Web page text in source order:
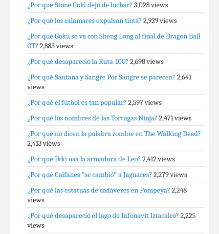
¿Por qué Stone Cold dejó de luchar? 3,028 views
¿Por qué los calamares expulsan tinta? 2,929 views
¿Por qué Gokú se va con Sheng Long al final de Dragon Ball
GT? 2,883 views
¿Por qué desapareció la Ruta-100? 2,698 views
¿Por qué Santana y Sangre Por Sangre se parecen? 2,641
views
¿Por qué el fútbol es tan popular? 2,597 views
¿Por qué los nombres de las Tortugas Ninja? 2,471 views
¿Por qué no dicen la palabra zombie en The Walking Dead?
2,413 views
¿Por qué Ikki usa la armadura de Leo? 2,412 views
¿Por qué Caifanes “se cambió” a Jaguares? 2,279 views
¿Por qué las estatuas de cadáveres en Pompeya? 2,248
views
¿Por qué desapareció el lago de Infonavit Iztacalco? 2,225
views